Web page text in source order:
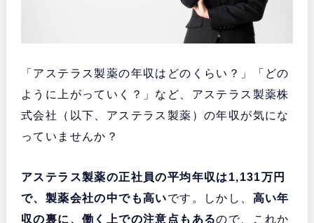
「アステラス製薬の年収はどのくらい？」「どの
ように上がっていく？」など、アステラス製薬株
式会社（以下、アステラス製薬）の年収が気にな
っていませんか？
アステラス製薬の正社員の平均年収は1,131万円
で、製薬会社の中でも高いです。しかし、 高い年
収の裏に、働く上での注意点もあるので、これか